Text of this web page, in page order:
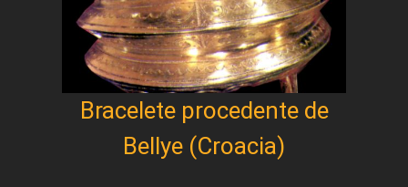
Bracelete procedente de
Bellye (Croacia)